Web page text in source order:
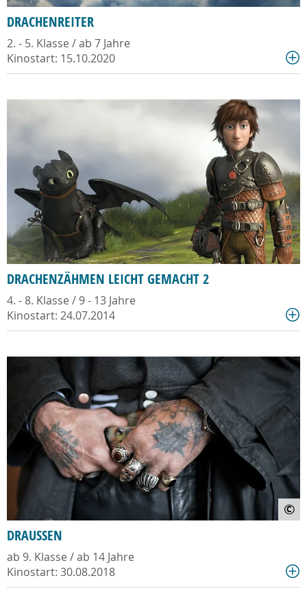
DRACHENREITER
2. - 5. Klasse / ab 7 Jahre
Kinostart: 15.10.2020
DRACHENZÄHMEN LEICHT GEMACHT 2
4. - 8. Klasse / 9 - 13 Jahre
Kinostart: 24.07.2014
©
DRAUSSEN
ab 9. Klasse / ab 14 Jahre
Kinostart: 30.08.2018